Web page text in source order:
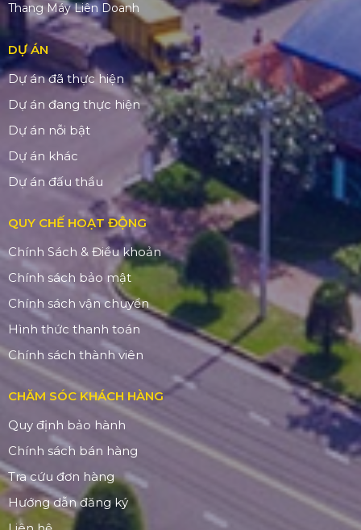
Thang Máy Liên Doanh
DỰ ÁN
Dự án đã thực hiện
Dự án đang thực hiện
Dự án nỗi bật
Dự án khác
Dự án đấu thầu
QUY CHẾ HOẠT ĐỘNG
Chính Sách & Điều khoản
Chính sách bảo mật
Chính sách vận chuyển
Hình thức thanh toán
Chính sách thành viên
CHĂM SÓC KHÁCH HÀNG
Quy định bảo hành
Chính sách bán hàng
Tra cứu đơn hàng
Hướng dẫn đăng ký